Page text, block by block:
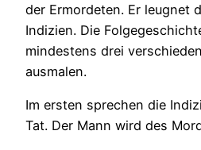
der Ermordeten. Er leugnet
Indizien. Die
mindestens drei
ausmalen.
Im ersten sprechen die
Tat. Der Mann wird des